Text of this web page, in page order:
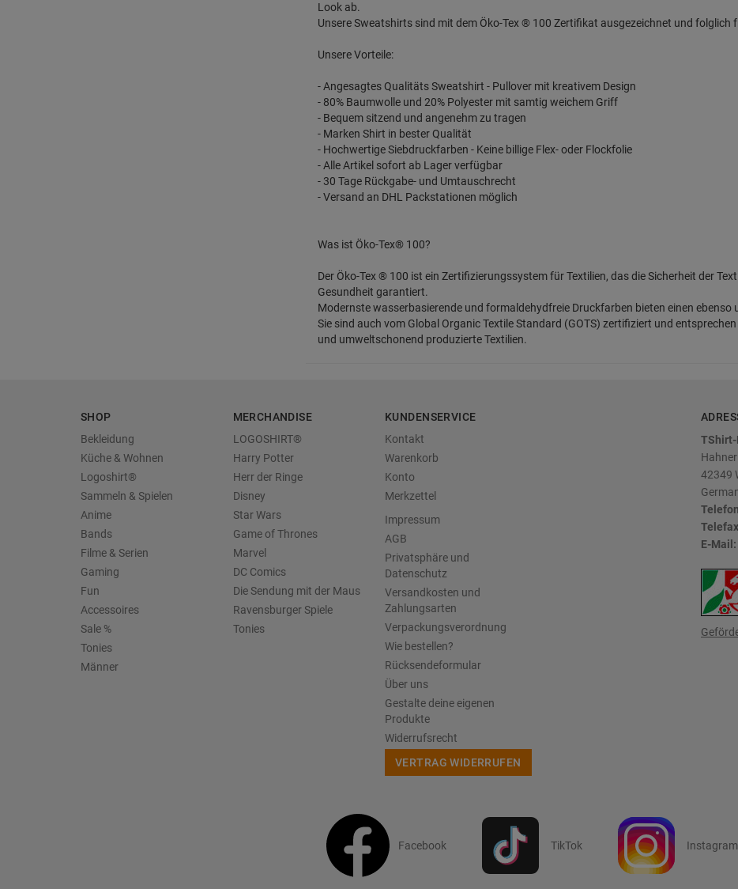
Look ab.
Unsere Sweatshirts sind mit dem Öko-Tex ® 100 Zertifikat ausgezeichnet und folglich
Unsere Vorteile:
- Angesagtes Qualitäts Sweatshirt - Pullover mit kreativem Design
- 80% Baumwolle und 20% Polyester mit samtig weichem Griff
- Bequem sitzend und angenehm zu tragen
- Marken Shirt in bester Qualität
- Hochwertige Siebdruckfarben - Keine billige Flex- oder Flockfolie
- Alle Artikel sofort ab Lager verfügbar
- 30 Tage Rückgabe- und Umtauschrecht
- Versand an DHL Packstationen möglich
Was ist Öko-Tex® 100?
Der Öko-Tex ® 100 ist ein Zertifizierungssystem für Textilien, das die Sicherheit der
Gesundheit garantiert.
Modernste wasserbasierende und formaldehydfreie Druckfarben bieten einen
Sie sind auch vom Global Organic Textile Standard (GOTS) zertifiziert und
und umweltschonend produzierte Textilien.
SHOP
Bekleidung
Küche & Wohnen
Logoshirt®
Sammeln & Spielen
Anime
Bands
Filme & Serien
Gaming
Fun
Accessoires
Sale %
Tonies
Männer
MERCHANDISE
LOGOSHIRT®
Harry Potter
Herr der Ringe
Disney
Star Wars
Game of Thrones
Marvel
DC Comics
Die Sendung mit der Maus
Ravensburger Spiele
Tonies
KUNDENSERVICE
Kontakt
Warenkorb
Konto
Merkzettel
Impressum
AGB
Privatsphäre und
Datenschutz
Versandkosten und
Zahlungsarten
Verpackungsverordnung
Wie bestellen?
Rücksendeformular
Über uns
Gestalte deine eigenen
Produkte
Widerrufsrecht
VERTRAG WIDERRUFEN
TShirt-
42349
E-Mail:
Facebook TikTok Instagram